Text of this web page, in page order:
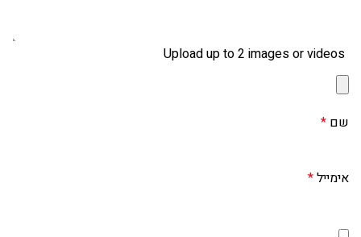
Upload up to 2 images or videos
שם *
אימייל*